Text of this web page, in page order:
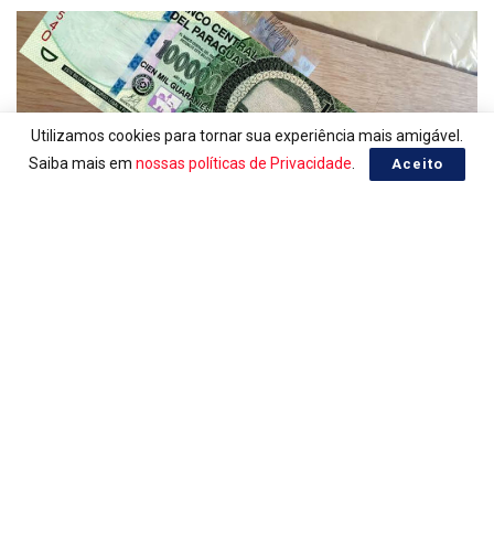
Utilizamos cookies para tornar sua experiência mais amigável.
Saiba mais em nossas políticas de Privacidade Aceito